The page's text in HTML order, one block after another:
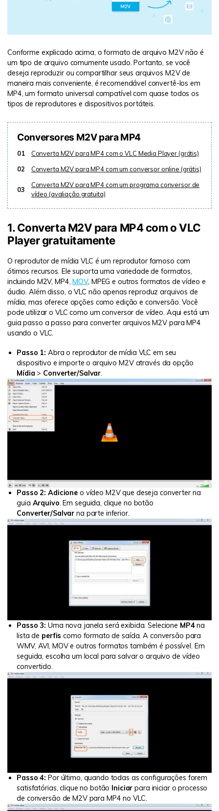
Conforme explicado acima, o formato de arquivo M2V não é
um tipo de arquivo comumente usado. Portanto, se você
deseja reproduzir ou compartilhar seus arquivos M2V de
maneira mais conveniente, é recomendável convertê-los em
MP4, um formato universal compatível com quase todos os
tipos de reprodutores e dispositivos portáteis.
Conversores M2V para MP4
01
Converta M2V para MP4 com o VLC Media Player (grátis)
02
Converta M2V para MP4 com um conversor online (grátis)
03
Converta M2V para MP4 com um programa conversor de
vídeo (avaliação gratuita)
1. Converta M2V para MP4 com o VLC
Player gratuitamente
O reprodutor de mídia VLC é um reprodutor famoso com
ótimos recursos. Ele suporta uma variedade de formatos,
incluindo M2V, MP4,MOV, MPEG e outros formatos de vídeo e
áudio. Além disso, o VLC não apenas reproduz arquivos de
mídia, mas oferece opções como edição e conversão. Você
pode utilizar o VLC como um conversor de vídeo. Aqui está um
guia passo a passo para converter arquivos M2V para MP4
usando o VLC.
Passo 1: Abra o reprodutor de mídia VLC em seu
dispositivo e importe o arquivo M2V através da opção
Mídia > Converter/Salvar.
Passo 2: Adicione o vídeo M2V que deseja converter na
guia Arquivo. Em seguida, clique no botão
Converter/Salvar na parte inferior.
Passo 3: Uma nova janela será exibida. Selecione MP4na
lista de perfis como formato de saída. A conversão para
WMV, AVI, MOV e outros formatos também é possível. Em
seguida, escolha um local para salvar o arquivo de vídeo
convertido.
Passo 4: Por último, quando todas as configurações forem
satisfatórias, clique no botão Iniciar para iniciar o processo
de conversão de M2V para MP4 no VLC.